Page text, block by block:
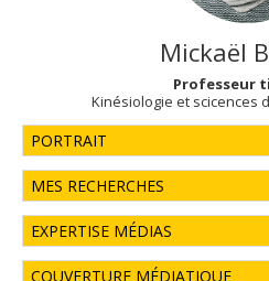
Mickaël
Professeur
Kinésiologie et scicences
PORTRAIT
MES RECHERCHES
EXPERTISE MÉDIAS
COUVERTURE MÉDIATIQUE